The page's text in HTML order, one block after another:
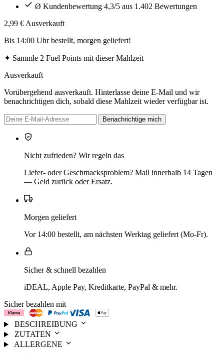
Ø Kundenbewertung 4,3/5 aus 1.402 Bewertungen
2,99 € Ausverkauft
Bis 14:00 Uhr bestellt, morgen geliefert!
✦ Sammle 2 Fuel Points mit dieser Mahlzeit
Ausverkauft
Vorübergehend ausverkauft. Hinterlasse deine E-Mail und wir
benachrichtigen dich, sobald diese Mahlzeit wieder verfügbar ist.
Benachrichtige mich
Nicht zufrieden? Wir regeln das
Liefer- oder Geschmacksproblem? Mail innerhalb 14 Tagen
— Geld zurück oder Ersatz.
Morgen geliefert
Vor 14:00 bestellt, am nächsten Werktag geliefert (Mo-Fr).
Sicher & schnell bezahlen
iDEAL, Apple Pay, Kreditkarte, PayPal & mehr.
Sicher bezahlen mit
BESCHREIBUNG
ZUTATEN
ALLERGENE